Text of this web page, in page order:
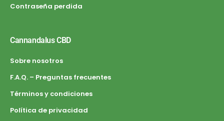
Contraseña perdida
Cannandalus CBD
Sobre nosotros
F.A.Q. – Preguntas frecuentes
Términos y condiciones
Política de privacidad